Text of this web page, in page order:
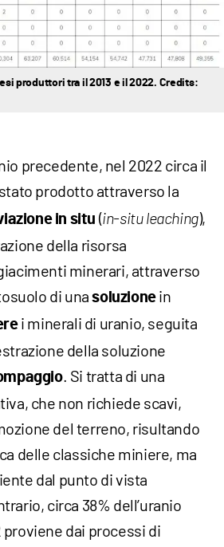
produttori tra il 2013 e il 2022. Credits:
precedente, nel 2022 circa il
prodotto attraverso la
in situ (in-situ leaching),
della risorsa
minerari, attraverso
di unasoluzionein
i minerali di uranio, seguita
della soluzione
. Si tratta di una
che non richiede scavi,
del terreno, risultando
delle classiche miniere, ma
dal punto di vista
circa 38% dell’uranio
dai processi di